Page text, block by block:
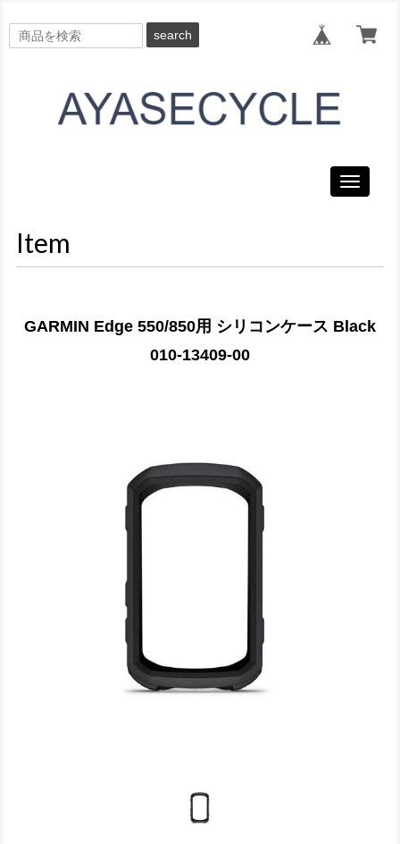
search
Toggle
Item
GARMIN Edge 550/850用 シリコンケース Black
010-13409-00